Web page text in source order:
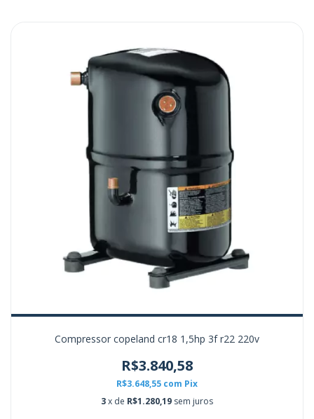
Compressor copeland cr18 1,5hp 3f r22 220v
R$3.840,58
R$3.648,55 com Pix
3x de R$1.280,19 sem juros